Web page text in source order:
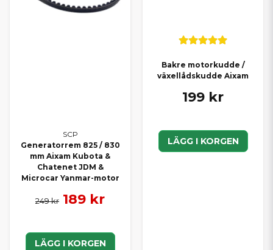
SCP
Generatorrem 825 / 830
mm Aixam Kubota &
Chatenet JDM &
Microcar Yanmar-motor
249 kr 189 kr
LÄGG I KORGEN
Bakre motorkudde /
växellådskudde Aixam
199 kr
LÄGG I KORGEN